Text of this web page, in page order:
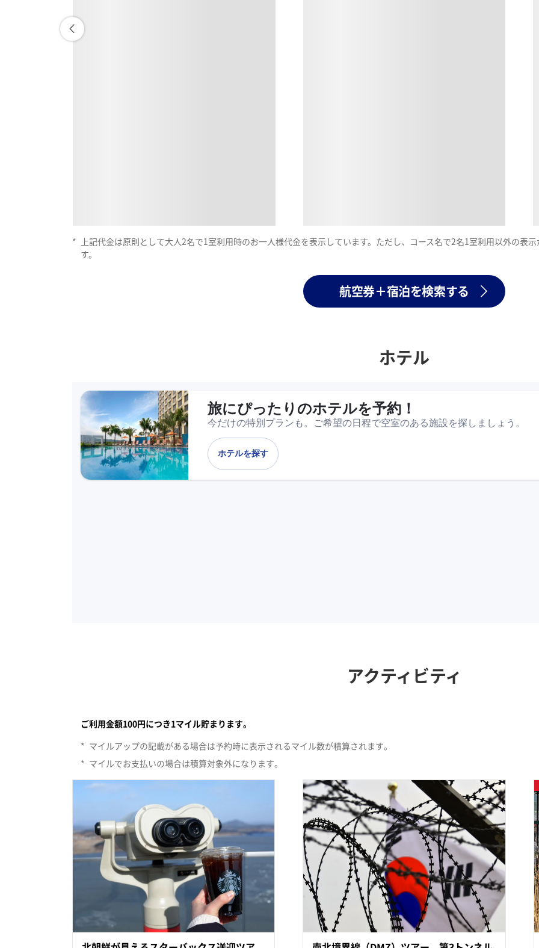
*
上記代金は原則として大人2名で1室利用時のお一人様代金を表示しています。ただし、コース名で2名1室利用以外の表
す。
航空券＋宿泊を検索する
ホテル
アクティビティ
ご利用金額100円につき1マイル貯まります。
* マイルアップの記載がある場合は予約時に表示されるマイル数が積算されます。
* マイルでお支払いの場合は積算対象外になります。